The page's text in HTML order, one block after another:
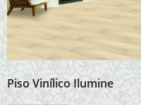
Piso Vinílico Ilumine